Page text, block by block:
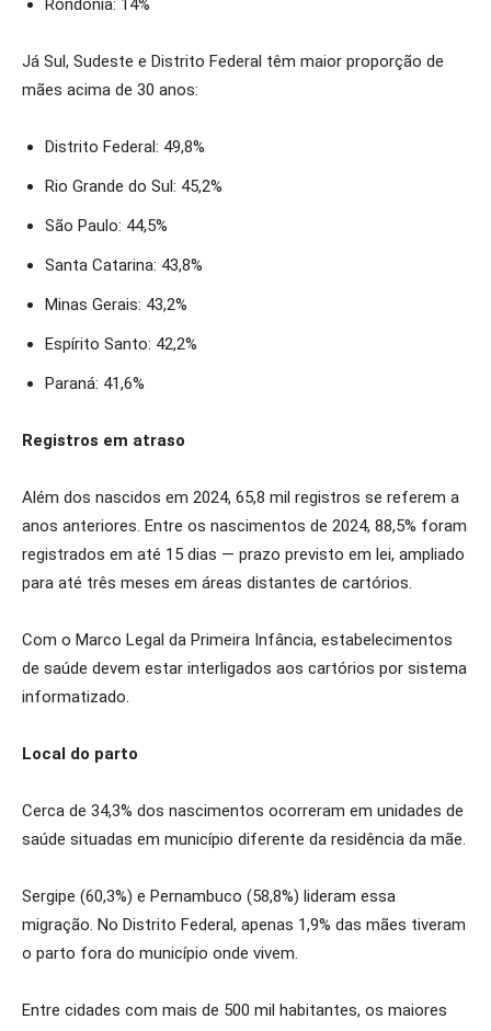
Rondônia: 14%
Já Sul, Sudeste e Distrito Federal têm maior proporção de
mães acima de 30 anos:
Distrito Federal: 49,8%
Rio Grande do Sul: 45,2%
São Paulo: 44,5%
Santa Catarina: 43,8%
Minas Gerais: 43,2%
Espírito Santo: 42,2%
Paraná: 41,6%
Registros em atraso
Além dos nascidos em 2024, 65,8 mil registros se referem a
anos anteriores. Entre os nascimentos de 2024, 88,5% foram
registrados em até 15 dias — prazo previsto em lei, ampliado
para até três meses em áreas distantes de cartórios.
Com o Marco Legal da Primeira Infância, estabelecimentos
de saúde devem estar interligados aos cartórios por sistema
informatizado.
Local do parto
Cerca de 34,3% dos nascimentos ocorreram em unidades de
saúde situadas em município diferente da residência da mãe.
Sergipe (60,3%) e Pernambuco (58,8%) lideram essa
migração. No Distrito Federal, apenas 1,9% das mães tiveram
o parto fora do município onde vivem.
Entre cidades com mais de 500 mil habitantes, os maiores